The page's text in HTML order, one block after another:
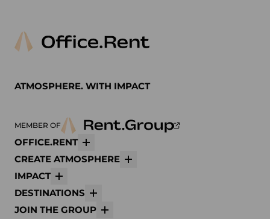
ATMOSPHERE. WITH IMPACT
MEMBER OF
OFFICE.RENT
CREATE ATMOSPHERE
IMPACT
DESTINATIONS
JOIN THE GROUP